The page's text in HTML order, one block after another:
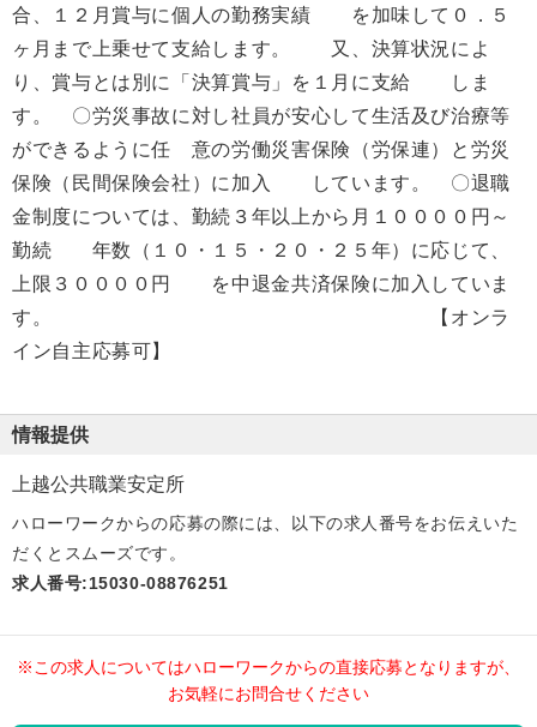
合、１２月賞与に個人の勤務実績 を加味して０．５
ヶ月まで上乗せて支給します。 又、決算状況によ
り、賞与とは別に「決算賞与」を１月に支給 しま
す。 〇労災事故に対し社員が安心して生活及び治療等
ができるように任 意の労働災害保険（労保連）と労災
保険（民間保険会社）に加入 しています。 〇退職
金制度については、勤続３年以上から月１００００円～
勤続 年数（１０・１５・２０・２５年）に応じて、
上限３００００円 を中退金共済保険に加入していま
す。 【オンラ
イン自主応募可】
情報提供
上越公共職業安定所
ハローワークからの応募の際には、以下の求人番号をお伝えいた
だくとスムーズです。
求人番号:15030-08876251
※この求人についてはハローワークからの直接応募となりますが、
お気軽にお問合せください